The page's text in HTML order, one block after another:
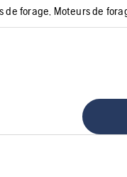
de forage, Moteurs de